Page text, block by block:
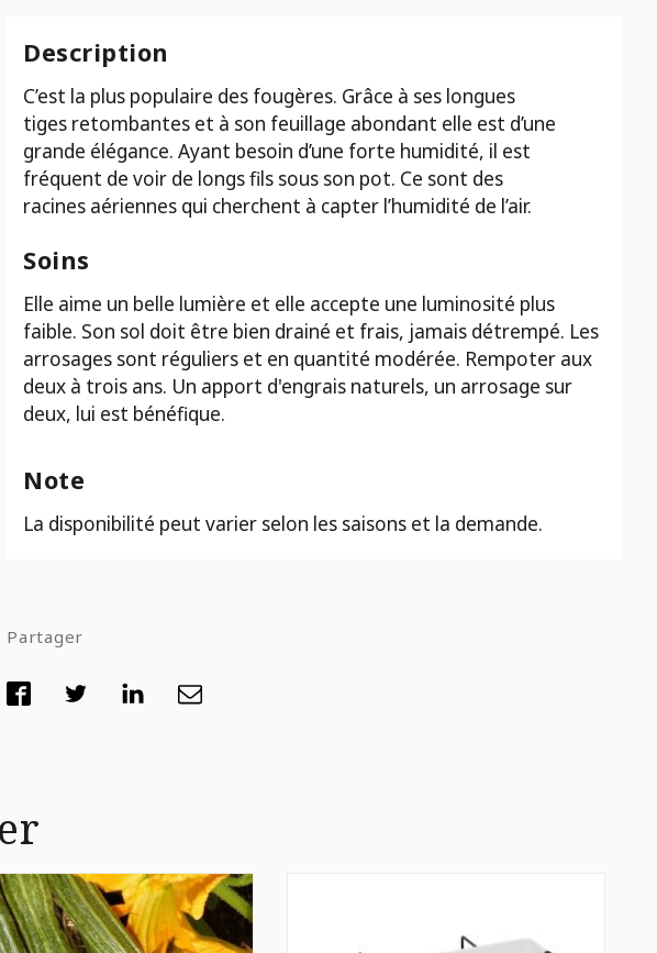
tiger
Description
C’est la plus populaire des fougères. Grâce à ses longues
tiges retombantes et à son feuillage abondant elle est d’une
grande élégance. Ayant besoin d’une forte humidité, il est
fréquent de voir de longs fils sous son pot. Ce sont des
racines aériennes qui cherchent à capter l’humidité de l’air.
Soins
Elle aime un belle lumière et elle accepte une luminosité plus
faible. Son sol doit être bien drainé et frais, jamais détrempé. Les
arrosages sont réguliers et en quantité modérée. Rempoter aux
deux à trois ans. Un apport d'engrais naturels, un arrosage sur
deux, lui est bénéfique.
Note
La disponibilité peut varier selon les saisons et la demande.
Partager